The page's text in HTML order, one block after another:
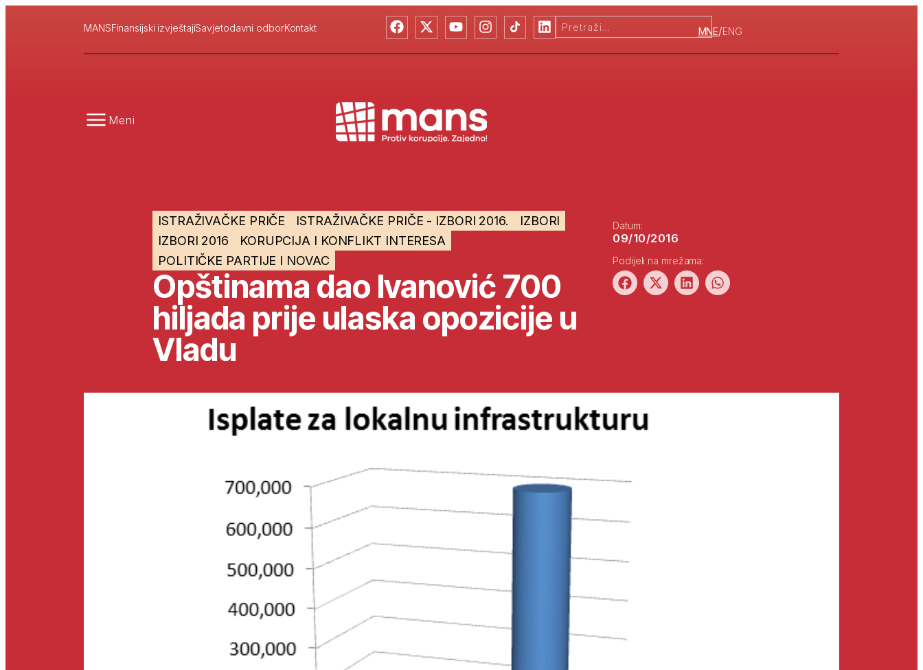
MANSFinansijski izvještajiSavjetodavni odborKontakt MNE/ENG
Meni
ISTRAŽIVAČKE PRIČE ISTRAŽIVAČKE PRIČE - IZBORI 2016.
IZBORI
IZBORI 2016
KORUPCIJA I KONFLIKT INTERESA
POLITIČKE PARTIJE I NOVAC
Opštinama dao Ivanović 700
hiljada prije ulaska opozicije u
Vladu
Datum:
09/10/2016
Podijeli na mrežama: